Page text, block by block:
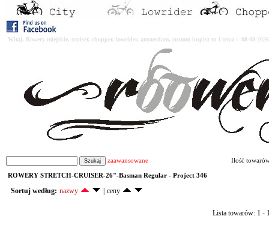
Witaj. Rowery miejskie, cruiser, chopper, lowrider, amsterdam, custom kupisz tu i teraz : 08-08-
zaawansowane Ilość
ROWERY STRETCH-CRUISER-26"-Basman Regular - Project 346
Sortuj według: nazwy ceny
Lista towarów: 1 -